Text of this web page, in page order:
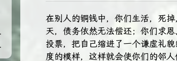
在别人的铜钱中，你们生活，死
天，债务依然无法偿还；你们求
投票，把自己缩进了一个谦虚礼
度的模样，这样就会使你们的邻